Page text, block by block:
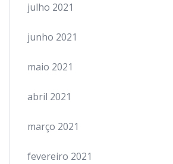
julho 2021
junho 2021
maio 2021
abril 2021
março 2021
fevereiro 2021